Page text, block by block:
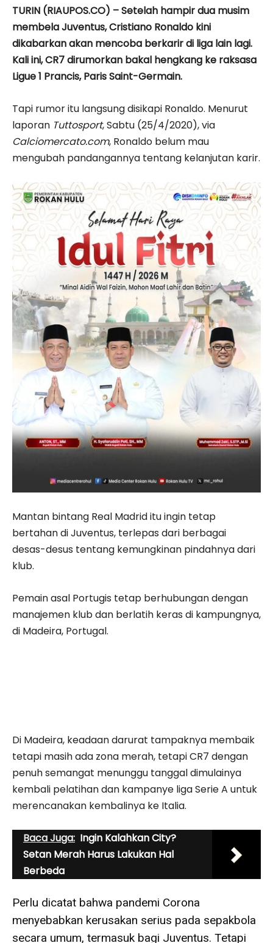
TURIN (RIAUPOS.CO) – Setelah hampir dua musim
membela Juventus, Cristiano Ronaldo kini
dikabarkan akan mencoba berkarir di liga lain lagi.
Kali ini, CR7 dirumorkan bakal hengkang ke raksasa
Ligue 1 Prancis, Paris Saint-Germain.
Tapi rumor itu langsung disikapi Ronaldo. Menurut
laporan Tuttosport, Sabtu (25/4/2020), via
Calciomercato.com, Ronaldo belum mau
mengubah pandangannya tentang kelanjutan karir.
Mantan bintang Real Madrid itu ingin tetap
bertahan di Juventus, terlepas dari berbagai
desas-desus tentang kemungkinan pindahnya dari
klub.
Pemain asal Portugis tetap berhubungan dengan
manajemen klub dan berlatih keras di kampungnya,
di Madeira, Portugal.
Di Madeira, keadaan darurat tampaknya membaik
tetapi masih ada zona merah, tetapi CR7 dengan
penuh semangat menunggu tanggal dimulainya
kembali pelatihan dan kampanye liga Serie A untuk
merencanakan kembalinya ke Italia.
Baca Juga: Ingin Kalahkan City?
Setan Merah Harus Lakukan Hal
Berbeda
Perlu dicatat bahwa pandemi Corona
menyebabkan kerusakan serius pada sepakbola
secara umum, termasuk bagi Juventus. Tetapi